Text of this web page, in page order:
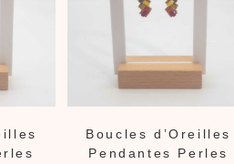
Boucles d’Oreilles
Pendantes Perles